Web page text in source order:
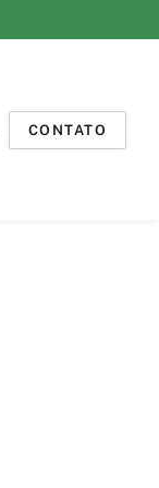
CONTATO